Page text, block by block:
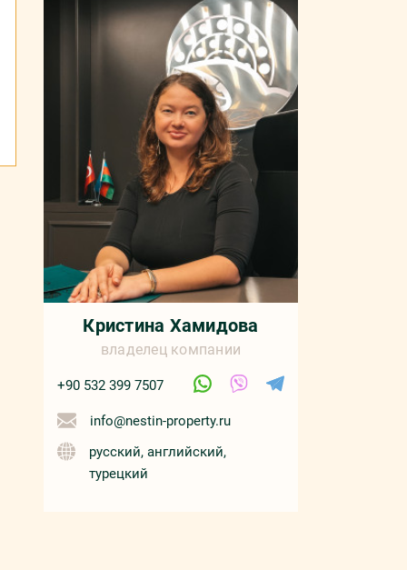
Кристина Хамидова
владелец компании
+90 532 399 7507
info@nestin-property.ru
русский, английский,
турецкий